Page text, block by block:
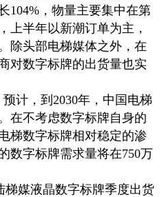
104%，物量主要集中在第
上半年以新潮订单为主，
除头部电梯媒体之外，在
对数字标牌的出货量也实
计，到2030年，中国电梯
在不考虑数字标牌自身的
梯数字标牌相对稳定的渗
数字标牌需求量将在750万
梯媒液晶数字标牌季度出货